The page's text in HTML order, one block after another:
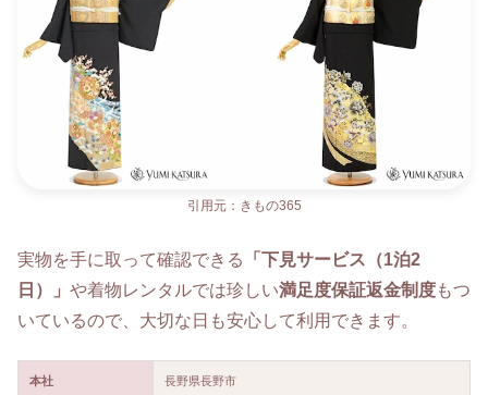
引用元：きもの365
実物を手に取って確認できる
「下見サービス（1泊2
日）」 や着物レンタルでは珍しい満足度保証返金制度もつ
いているので、大切な日も安心して利用できます。
本社 長野県長野市